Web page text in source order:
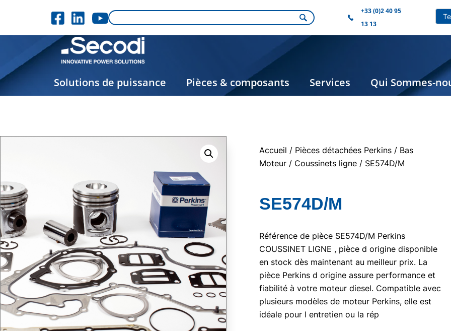
+33 (0)2 40 95
13 13
Solutions de puissance Pièces & composants Services Qui Sommes-
Accueil / Pièces détachées Perkins / Bas
Moteur / Coussinets ligne / SE574D/M
SE574D/M
Référence de pièce SE574D/M Perkins
COUSSINET LIGNE , pièce d origine disponible
en stock dès maintenant au meilleur prix. La
pièce Perkins d origine assure performance et
fiabilité à votre moteur diesel. Compatible avec
plusieurs modèles de moteur Perkins, elle est
idéale pour l entretien ou la rép